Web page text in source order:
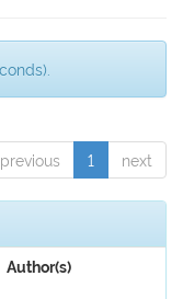
previous 1 next
Author(s)